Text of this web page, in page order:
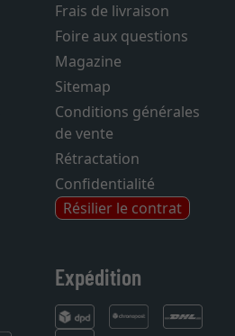
Frais de livraison
Foire aux questions
Magazine
Sitemap
Conditions générales
de vente
Rétractation
Confidentialité
Résilier le contrat
Expédition